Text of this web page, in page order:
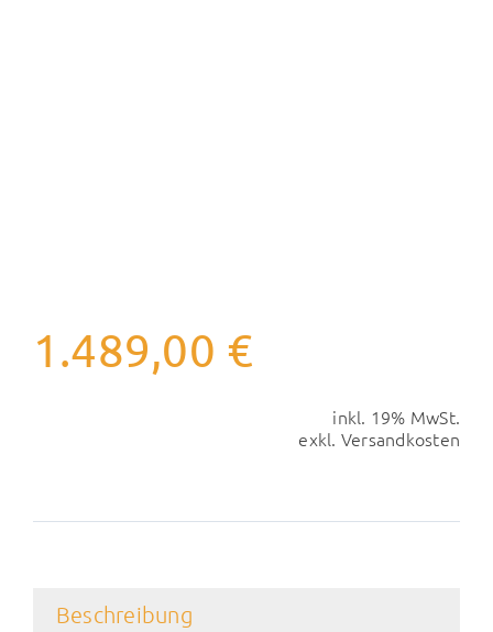
1.489,00 €
inkl. 19% MwSt.
exkl. Versandkosten
Beschreibung